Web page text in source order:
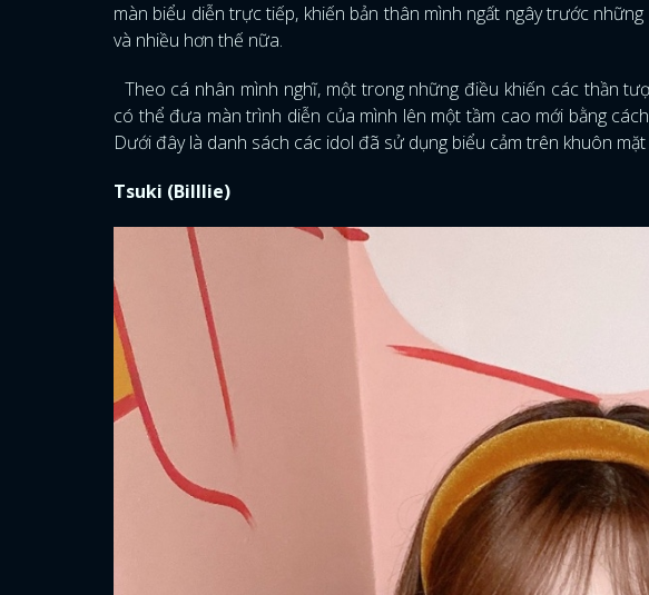
màn biểu diễn trực tiếp, khiến bản thân mình ngất ngây trước
và nhiều hơn thế nữa.
Theo cá nhân mình nghĩ, một trong những điều khiến các thần
có thể đưa màn trình diễn của mình lên một tầm cao mới bằng
Dưới đây là danh sách các idol đã sử dụng biểu cảm trên khuôn
Tsuki (Billlie)